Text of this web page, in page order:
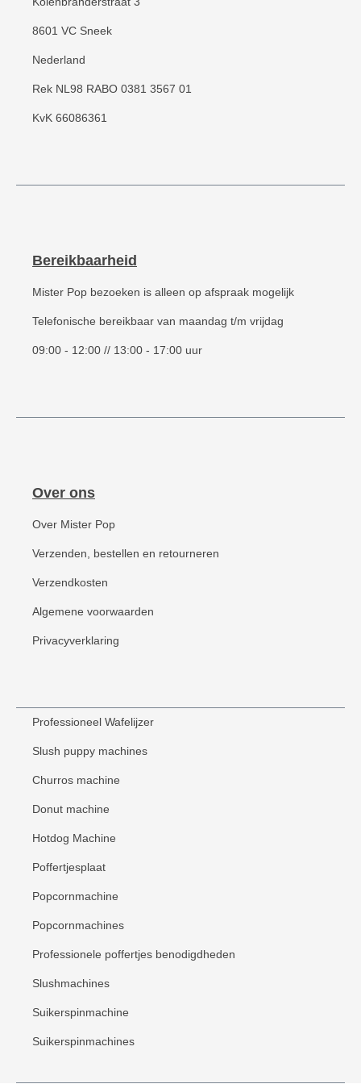
8601 VC Sneek
Nederland
Rek NL98 RABO 0381 3567 01
KvK 66086361
Bereikbaarheid
Mister Pop bezoeken is alleen op afspraak mogelijk
Telefonische bereikbaar van maandag t/m vrijdag
09:00 - 12:00 // 13:00 - 17:00 uur
Over ons
Over Mister Pop
Verzenden, bestellen en retourneren
Verzendkosten
Algemene voorwaarden
Privacyverklaring
Professioneel Wafelijzer
Slush puppy machines
Churros machine
Donut machine
Hotdog Machine
Poffertjesplaat
Popcornmachine
Popcornmachines
Professionele poffertjes benodigdheden
Slushmachines
Suikerspinmachine
Suikerspinmachines